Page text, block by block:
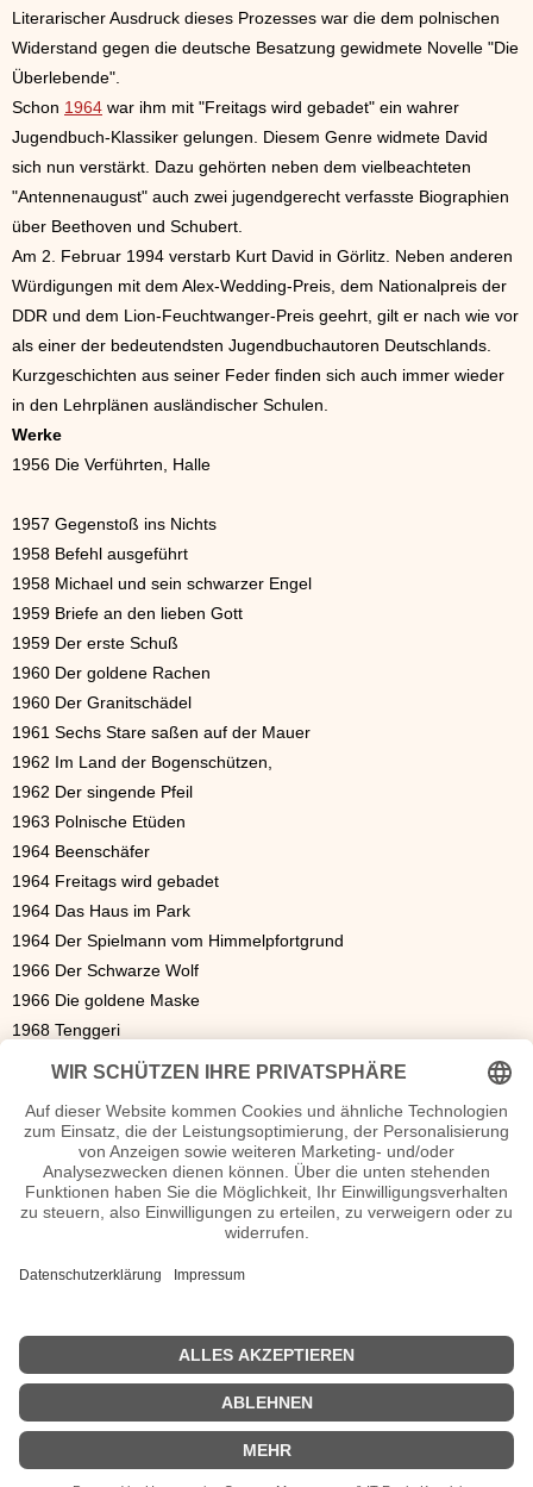
Literarischer Ausdruck dieses Prozesses war die dem polnischen
Widerstand gegen die deutsche Besatzung gewidmete Novelle "Die
Überlebende".
Schon 1964 war ihm mit "Freitags wird gebadet" ein wahrer
Jugendbuch-Klassiker gelungen. Diesem Genre widmete David
sich nun verstärkt. Dazu gehörten neben dem vielbeachteten
"Antennenaugust" auch zwei jugendgerecht verfasste Biographien
über Beethoven und Schubert.
Am 2. Februar 1994 verstarb Kurt David in Görlitz. Neben anderen
Würdigungen mit dem Alex-Wedding-Preis, dem Nationalpreis der
DDR und dem Lion-Feuchtwanger-Preis geehrt, gilt er nach wie vor
als einer der bedeutendsten Jugendbuchautoren Deutschlands.
Kurzgeschichten aus seiner Feder finden sich auch immer wieder
in den Lehrplänen ausländischer Schulen.
Werke
1956 Die Verführten, Halle
1957 Gegenstoß ins Nichts
1958 Befehl ausgeführt
1958 Michael und sein schwarzer Engel
1959 Briefe an den lieben Gott
1959 Der erste Schuß
1960 Der goldene Rachen
1960 Der Granitschädel
1961 Sechs Stare saßen auf der Mauer
1962 Im Land der Bogenschützen,
1962 Der singende Pfeil
1963 Polnische Etüden
1964 Beenschäfer
1964 Freitags wird gebadet
1964 Das Haus im Park
1964 Der Spielmann vom Himmelpfortgrund
1966 Der Schwarze Wolf
1966 Die goldene Maske
1968 Tenggeri
1970 Bärenjagd im Chentei
1972 Die Überlebende
1975 Antennenaugust
1977 Der Bär mit dem Vogel auf dem Kopf
1977 Was sich die schönste aller Wolken wünschte
1978 Der Löwe mit der besonders schönen langen Mähne
1981 Der Khan mit den Eselsohren
| © 2013–2023 was-war-wann.de. Alle Rechte vorbehalten. |